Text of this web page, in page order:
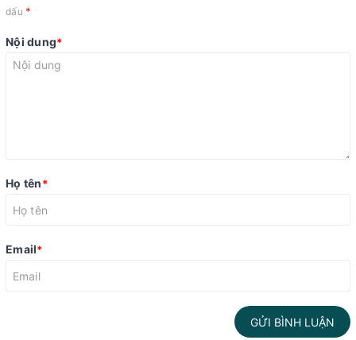
dấu *
Nội dung*
Họ tên*
Email*
GỬI BÌNH LUẬN